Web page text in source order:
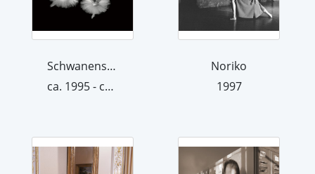
Schwanensee, in: Ilford Kalender, Dez...
ca. 1995 - ca. 1996
Noriko
1997